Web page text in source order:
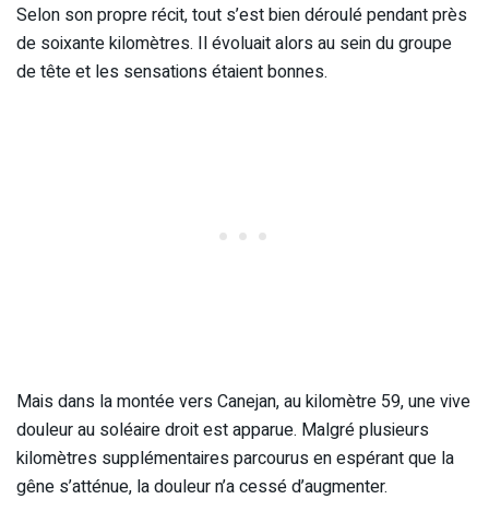
Selon son propre récit, tout s’est bien déroulé pendant près
de soixante kilomètres. Il évoluait alors au sein du groupe
de tête et les sensations étaient bonnes.
Mais dans la montée vers Canejan, au kilomètre 59, une vive
douleur au soléaire droit est apparue. Malgré plusieurs
kilomètres supplémentaires parcourus en espérant que la
gêne s’atténue, la douleur n’a cessé d’augmenter.